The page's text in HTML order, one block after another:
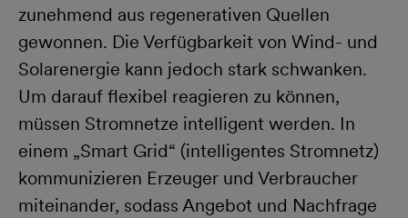
zunehmend aus regenerativen Quellen
gewonnen. Die Verfügbarkeit von Wind- und
Solarenergie kann jedoch stark schwanken.
Um darauf flexibel reagieren zu können,
müssen Stromnetze intelligent werden. In
einem „Smart Grid“ (intelligentes Stromnetz)
kommunizieren Erzeuger und Verbraucher
miteinander, sodass Angebot und Nachfrage